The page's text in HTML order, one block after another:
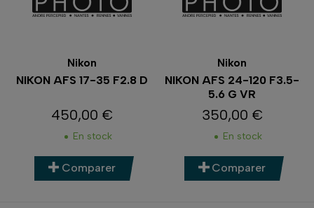
Nikon
NIKON AFS 17-35 F2.8 D
Prix
450,00 €
En stock
Comparer
Nikon
NIKON AFS 24-120 F3.5-
5.6 G VR
Prix
350,00 €
En stock
Comparer